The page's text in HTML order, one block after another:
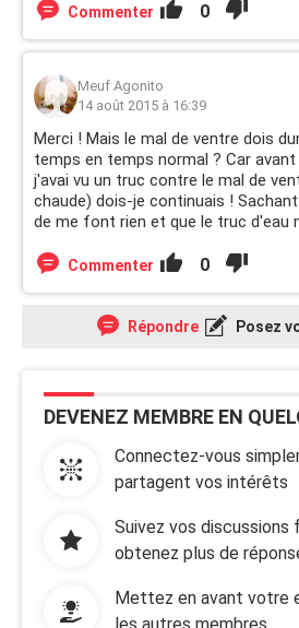
Commenter 0
Meuf Agonito
14 août 2015 à 16:39
Merci ! Mais le mal de ventre dois
temps en temps normal ? Car
j'avai vu un truc contre le mal de
chaude) dois-je continuais !
de me font rien et que le truc d'eau
Commenter 0
Répondre Posez
DEVENEZ MEMBRE EN
Connectez-vous
partagent vos intérêts
Suivez vos
obtenez plus de
Mettez en avant votre